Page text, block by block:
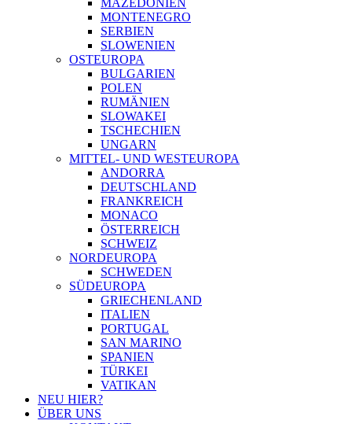
MAZEDONIEN
MONTENEGRO
SERBIEN
SLOWENIEN
OSTEUROPA
BULGARIEN
POLEN
RUMÄNIEN
SLOWAKEI
TSCHECHIEN
UNGARN
MITTEL- UND WESTEUROPA
ANDORRA
DEUTSCHLAND
FRANKREICH
MONACO
ÖSTERREICH
SCHWEIZ
NORDEUROPA
SCHWEDEN
SÜDEUROPA
GRIECHENLAND
ITALIEN
PORTUGAL
SAN MARINO
SPANIEN
TÜRKEI
VATIKAN
NEU HIER?
ÜBER UNS